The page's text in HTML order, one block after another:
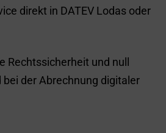
direkt in DATEV Lodas oder
Rechtssicherheit und null
der Abrechnung digitaler